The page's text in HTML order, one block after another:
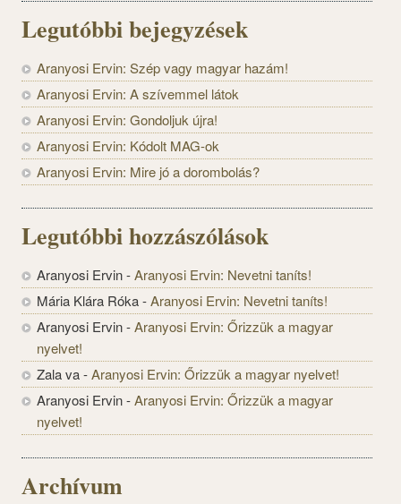
Legutóbbi bejegyzések
Aranyosi Ervin: Szép vagy magyar hazám!
Aranyosi Ervin: A szívemmel látok
Aranyosi Ervin: Gondoljuk újra!
Aranyosi Ervin: Kódolt MAG-ok
Aranyosi Ervin: Mire jó a dorombolás?
Legutóbbi hozzászólások
Aranyosi Ervin-Aranyosi Ervin: Nevetni taníts!
Mária Klára Róka-Aranyosi Ervin: Nevetni taníts!
Aranyosi Ervin-Aranyosi Ervin: Őrizzük a magyar
nyelvet!
Zala va-Aranyosi Ervin: Őrizzük a magyar nyelvet!
Aranyosi Ervin-Aranyosi Ervin: Őrizzük a magyar
nyelvet!
Archívum